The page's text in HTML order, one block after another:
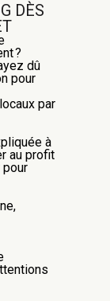
DÈS
?
dû
pour
par
à
au profit